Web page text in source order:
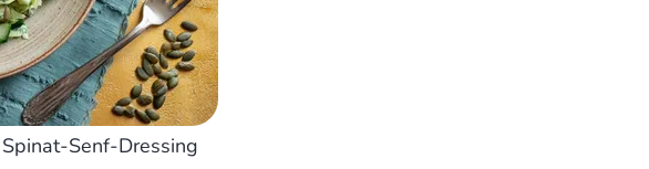
Senf-Dressing